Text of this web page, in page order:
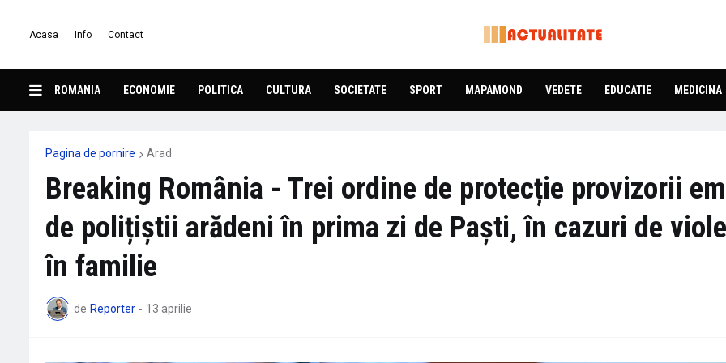
Acasa Info Contact
ROMANIA ECONOMIE POLITICA CULTURA SOCIETATE SPORT MAPAMOND VEDETE EDUCATIE MEDICINA
Pagina de pornire Arad
Breaking România - Trei ordine de protecție provizorii
de polițiștii arădeni în prima zi de Paști, în cazuri de
în familie
de Reporter - 13 aprilie